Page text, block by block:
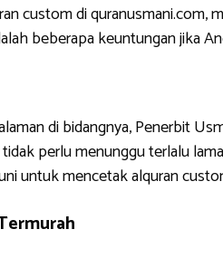
custom di
beberapa keuntungan jika
di bidangnya, Penerbit
perlu menunggu terlalu
untuk mencetak alquran